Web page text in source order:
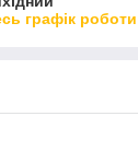
графік роботи